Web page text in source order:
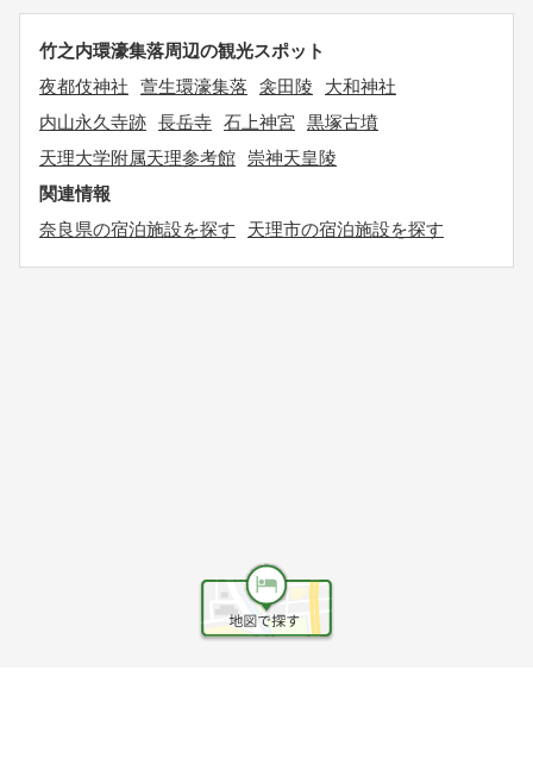
竹之内環濠集落周辺の観光スポット
夜都伎神社
萱生環濠集落 衾田陵
大和神社
内山永久寺跡 長岳寺 石上神宮
黒塚古墳
天理大学附属天理参考館
崇神天皇陵
関連情報
奈良県の宿泊施設を探す
天理市の宿泊施設を探す